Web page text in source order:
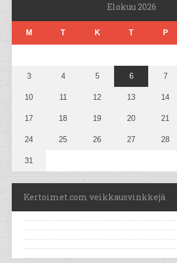
Elokuu 2026
M T K T P
3 4 5 6 7
10 11 12 13 14
17 18 19 20 21
24 25 26 27 28
31
Kertoimet.com veikkausvinkkejä